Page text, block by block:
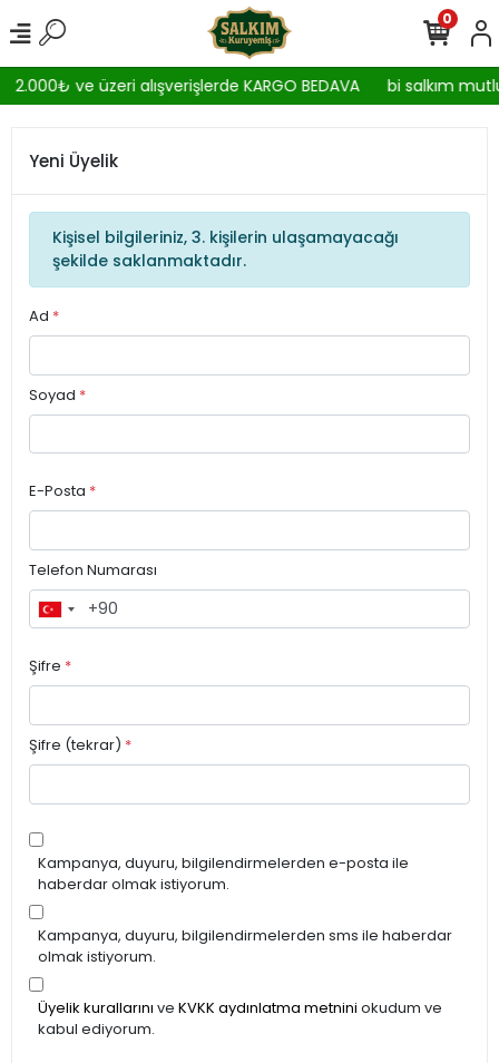
2.000₺ ve üzeri alışverişlerde KARGO BEDAVA bi salkım
0
Yeni Üyelik
Kişisel bilgileriniz, 3. kişilerin ulaşamayacağı
şekilde saklanmaktadır.
Ad *
Soyad *
E-Posta *
Telefon Numarası
Şifre *
Şifre (tekrar) *
Kampanya, duyuru, bilgilendirmelerden e-posta ile
haberdar olmak istiyorum.
Kampanya, duyuru, bilgilendirmelerden sms ile haberdar
olmak istiyorum.
Üyelik kurallarını ve KVKK aydınlatma metnini okudum ve
kabul ediyorum.